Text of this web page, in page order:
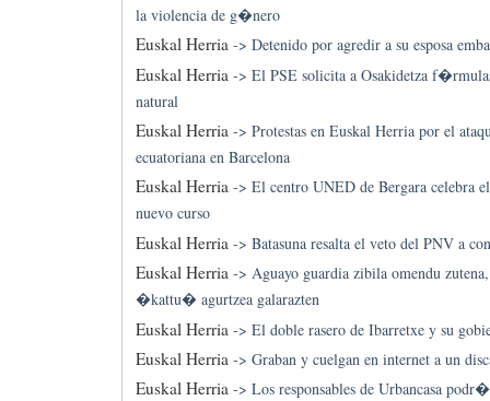
la violencia de g�nero
Euskal Herria-> Detenido por agredir a su esposa
Euskal Herria -> El PSE solicita a Osakidetza
natural
Euskal Herria-> Protestas en Euskal Herria por el
ecuatoriana en Barcelona
Euskal Herria-> El centro UNED de Bergara celebra
nuevo curso
Euskal Herria-> Batasuna resalta el veto del PNV a
Euskal Herria-> Aguayo guardia zibila omendu
�kattu� agurtzea galarazten
Euskal Herria -> El doble rasero de Ibarretxe y su
Euskal Herria-> Graban y cuelgan en internet a un
Euskal Herria-> Los responsables de Urbancasa